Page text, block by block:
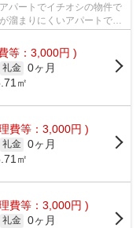
パートでイチオシの物件で
溜まりにくいアパートで
等：3,000円 )
礼金 0ヶ月
㎡
費等：3,000円 )
礼金 0ヶ月
㎡
費等：3,000円 )
礼金 0ヶ月